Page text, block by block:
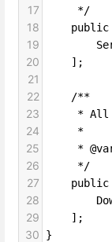
17
     */
18
public
19
20
    ];
21
22
    /**
23
*
24
     *
25
*
26
     */
27
public
28
29
    ];
30 }